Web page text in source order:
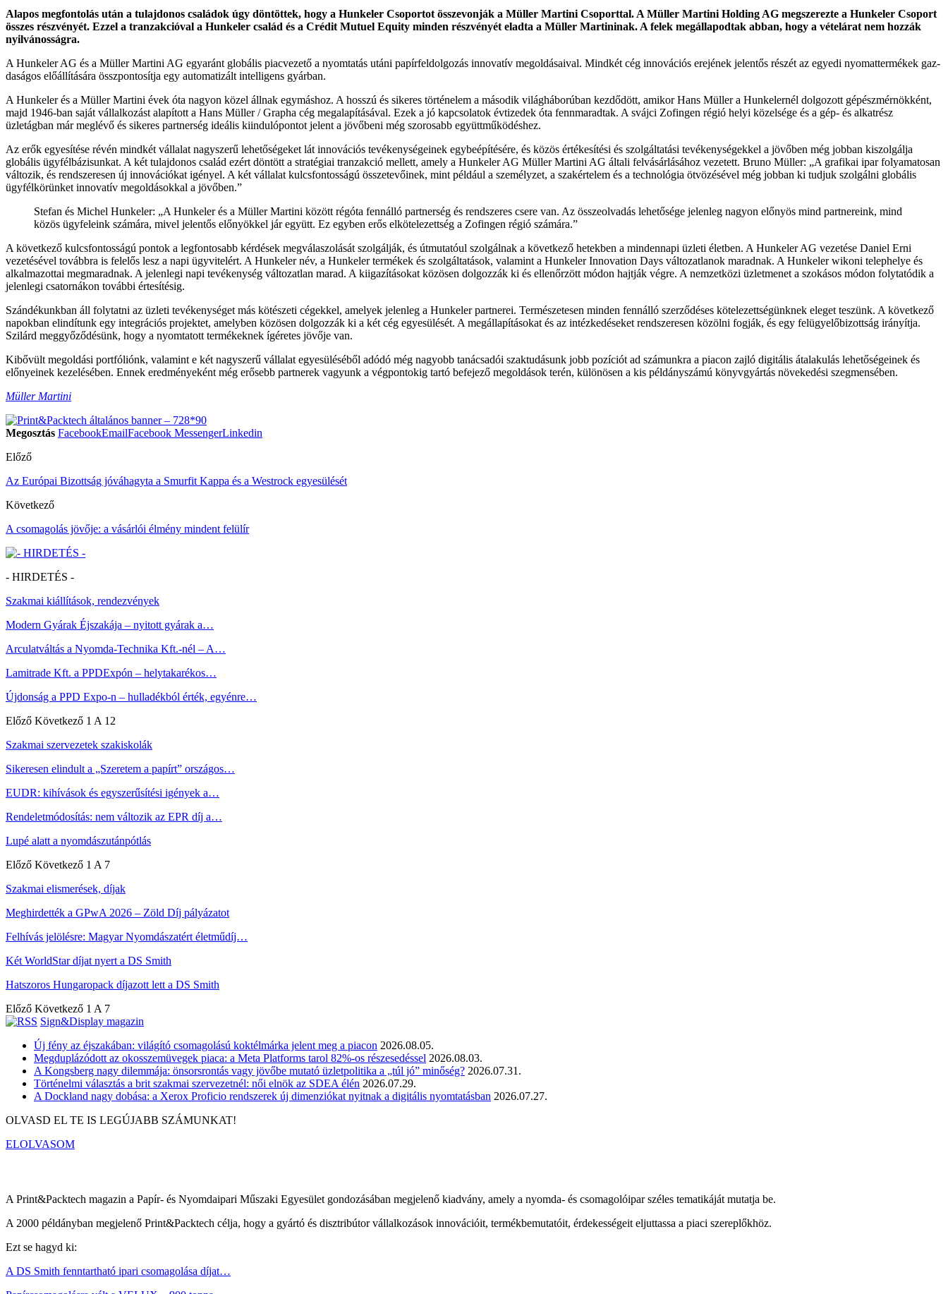
Alapos megfontolás után a tulajdonos családok úgy döntöttek, hogy a Hunkeler Csoportot összevonják a Müller Martini Csoporttal. A Müller Martini Holding AG megszerezte a Hunkeler Csoport
összes részvényét. Ezzel a tranzak­cióval a Hunkeler család és a Crédit Mutuel Equity minden részvényét eladta a Müller Martininak. A felek megállapodtak abban, hogy a vételárat nem hozzák
nyilvánosságra.
A Hunkeler AG és a Müller Martini AG egyaránt globális piacvezető a nyomtatás utáni papírfeldolgozás innovatív megoldásaival. Mindkét cég innovációs erejének jelentős részét az egyedi nyomattermékek gaz­
daságos előállítására összpontosítja egy automatizált intelligens gyárban.
A Hunkeler és a Müller Martini évek óta nagyon közel állnak egymáshoz. A hosszú és sikeres történelem a második világháborúban kezdődött, amikor Hans Mül­ler a Hunkelernél dolgozott gépészmérnökként,
majd 1946-ban saját vállalkozást alapított a Hans Müller / Grapha cég megalapításával. Ezek a jó kapcsolatok évtizedek óta fennmaradtak. A svájci Zofingen régió helyi közelsége és a gép- és alkatrész
üzletágban már meglévő és sikeres partnerség ideális kiindulópontot jelent a jövőbeni még szorosabb együttműködéshez.
Az erők egyesítése révén mindkét vállalat nagyszerű lehetőségeket lát innovációs tevékenységeinek egybe­építésére, és közös értékesítési és szolgáltatási tevé­kenységekkel a jövőben még jobban kiszolgálja
globális ügyfélbázisunkat. A két tulajdonos család ezért döntött a stratégiai tranzakció mellett, amely a Hunkeler AG Müller Martini AG általi felvásárlásához vezetett. Bruno Müller: „A grafikai ipar folyamatosan
változik, és rend­szeresen új innovációkat igényel. A két vállalat kulcsfon­tosságú összetevőinek, mint például a személyzet, a szakértelem és a technológia ötvözésével még jobban ki tudjuk szolgálni globális
ügyfélkörünket innovatív megoldásokkal a jövőben.”
Stefan és Michel Hunkeler: „A Hunkeler és a Müller Martini között régóta fennálló partnerség és rendsze­res csere van. Az összeolvadás lehetősége jelenleg nagyon előnyös mind partnereink, mind
közös ügyfe­leink számára, mivel jelentős előnyökkel jár együtt. Ez egyben erős elkötelezettség a Zofingen régió számára.”
A következő kulcsfontosságú pontok a legfontosabb kérdések megválaszolását szolgálják, és útmutatóul szolgálnak a következő hetekben a mindennapi üzleti életben. A Hunkeler AG vezetése Daniel Erni
vezetésével továbbra is felelős lesz a napi ügyvitelért. A Hunkeler név, a Hunkeler termékek és szolgáltatások, valamint a Hunkeler Innovation Days változatlanok ma­radnak. A Hunkeler wikoni telephelye és
alkalmazottai megmaradnak. A jelenlegi napi tevékenység változatlan marad. A kiigazításokat közösen dolgozzák ki és elle­nőrzött módon hajtják végre. A nemzetközi üzletmenet a szokásos módon folytatódik a
jelenlegi csatornákon további értesítésig.
Szándékunkban áll folytatni az üzleti tevékenységet más kötészeti cégekkel, amelyek jelenleg a Hunkeler partnerei. Természetesen minden fennálló szerződéses kötelezettségünknek eleget teszünk. A kö­vetkező
napokban elindítunk egy integrációs projektet, amelyben közösen dolgozzák ki a két cég egyesülését. A megállapításokat és az intézkedéseket rendszeresen közölni fogják, és egy felügyelőbizottság irányítja.
Szilárd meggyőződésünk, hogy a nyomtatott termékeknek ígéretes jövője van.
Kibővült megoldási portfóliónk, valamint e két nagyszerű vállalat egyesüléséből adódó még nagyobb tanácsadói szaktudásunk jobb pozíciót ad számunkra a piacon zajló digitális átalakulás lehetősége­inek és
előnyeinek kezelésében. Ennek eredményeként még erősebb partnerek vagyunk a végpontokig tartó befejező megoldások terén, különösen a kis példányszá­mú könyvgyártás növekedési szegmensében.
Müller Martini
Megosztás FacebookEmailFacebook MessengerLinkedin
Előző
Az Európai Bizottság jóváhagyta a Smurfit Kappa és a Westrock egyesülését
Következő
A csomagolás jövője: a vásárlói élmény mindent felülír
- HIRDETÉS -
Szakmai kiállítások, rendezvények
Modern Gyárak Éjszakája – nyitott gyárak a…
Arculatváltás a Nyomda-Technika Kft.-nél – A…
Lamitrade Kft. a PPDExpón – helytakarékos…
Újdonság a PPD Expo-n – hulladékból érték, egyénre…
Előző Következő 1 A 12
Szakmai szervezetek szakiskolák
Sikeresen elindult a „Szeretem a papírt” országos…
EUDR: kihívások és egyszerűsítési igények a…
Rendeletmódosítás: nem változik az EPR díj a…
Lupé alatt a nyomdászutánpótlás
Előző Következő 1 A 7
Szakmai elismerések, díjak
Meghirdették a GPwA 2026 – Zöld Díj pályázatot
Felhívás jelölésre: Magyar Nyomdászatért életműdíj…
Két WorldStar díjat nyert a DS Smith
Hatszoros Hungaropack díjazott lett a DS Smith
Előző Következő 1 A 7
Sign&Display magazin
Új fény az éjszakában: világító csomagolású koktélmárka jelent meg a piacon 2026.08.05.
Megduplázódott az okosszemüvegek piaca: a Meta Platforms tarol 82%-os részesedéssel 2026.08.03.
A Kongsberg nagy dilemmája: önsorsrontás vagy jövőbe mutató üzletpolitika a „túl jó” minőség? 2026.07.31.
Történelmi választás a brit szakmai szervezetnél: női elnök az SDEA élén 2026.07.29.
A Dockland nagy dobása: a Xerox Proficio rendszerek új dimenziókat nyitnak a digitális nyomtatásban 2026.07.27.
OLVASD EL TE IS LEGÚJABB SZÁMUNKAT!
ELOLVASOM
A Print&Packtech magazin a Papír- és Nyomdaipari Műszaki Egyesület gondozásában megjelenő kiadvány, amely a nyomda- és csomagolóipar széles tematikáját mutatja be.
A 2000 példányban megjelenő Print&Packtech célja, hogy a gyártó és disztribútor vállalkozások innovációit, termékbemutatóit, érdekességeit eljuttassa a piaci szereplőkhöz.
Ezt se hagyd ki:
A DS Smith fenntartható ipari csomagolása díjat…